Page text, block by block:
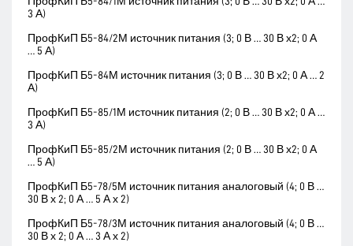
3 А)
ПрофКиП Б5-84/2М источник питания (3; 0 В … 30 В х2; 0 А
… 5 А)
ПрофКиП Б5-84М источник питания (3; 0 В … 30 В х2; 0 А … 2
А)
ПрофКиП Б5-85/1М источник питания (2; 0 В … 30 В х2; 0 А …
3 А)
ПрофКиП Б5-85/2М источник питания (2; 0 В … 30 В х2; 0 А
… 5 А)
ПрофКиП Б5-78/5М источник питания аналоговый (4; 0 В …
30 В х 2; 0 А … 5 А х 2)
ПрофКиП Б5-78/3М источник питания аналоговый (4; 0 В …
30 В х 2; 0 А … 3 А х 2)